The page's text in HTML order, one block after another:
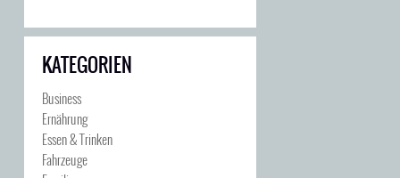
KATEGORIEN
Business
Ernährung
Essen & Trinken
Fahrzeuge